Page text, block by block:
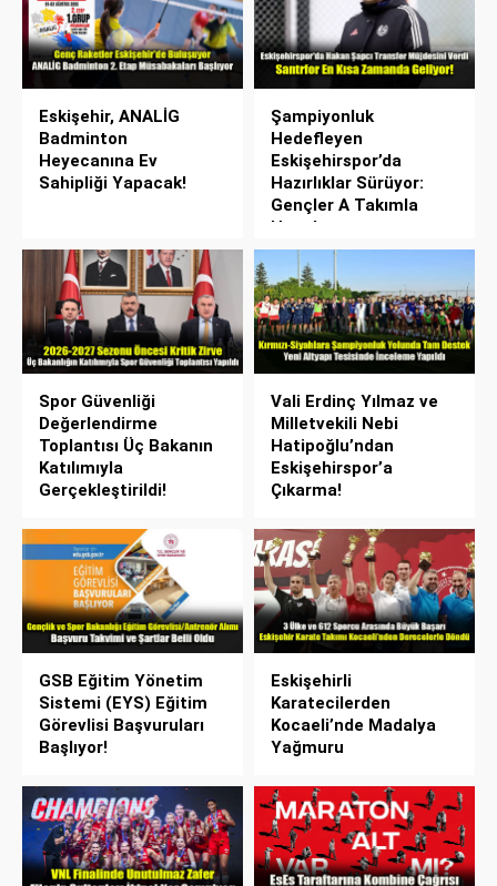
Eskişehir, ANALİG
Badminton
Heyecanına Ev
Sahipliği Yapacak!
Şampiyonluk
Hedefleyen
Eskişehirspor’da
Hazırlıklar Sürüyor:
Gençler A Takımla
Hazırlanıyor
Spor Güvenliği
Değerlendirme
Toplantısı Üç Bakanın
Katılımıyla
Gerçekleştirildi!
Vali Erdinç Yılmaz ve
Milletvekili Nebi
Hatipoğlu’ndan
Eskişehirspor’a
Çıkarma!
GSB Eğitim Yönetim
Sistemi (EYS) Eğitim
Görevlisi Başvuruları
Başlıyor!
Eskişehirli
Karatecilerden
Kocaeli’nde Madalya
Yağmuru